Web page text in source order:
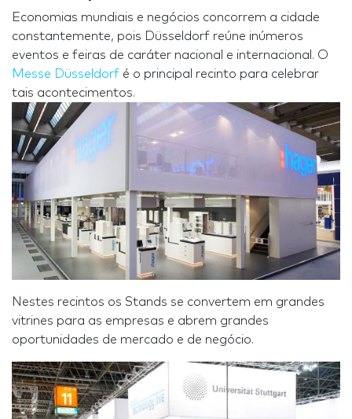
Economias mundiais e negócios concorrem a cidade
constantemente, pois Düsseldorf reúne inúmeros
eventos e feiras de caráter nacional e internacional. O
Messe Düsseldorf é o principal recinto para celebrar
tais acontecimentos.
Nestes recintos os Stands se convertem em grandes
vitrines para as empresas e abrem grandes
oportunidades de mercado e de negócio.